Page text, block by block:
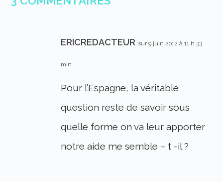
ERICREDACTEUR sur 9 juin 2012 à 11 h 33
min
Pour l’Espagne, la véritable
question reste de savoir sous
quelle forme on va leur apporter
notre aide me semble – t -il ?